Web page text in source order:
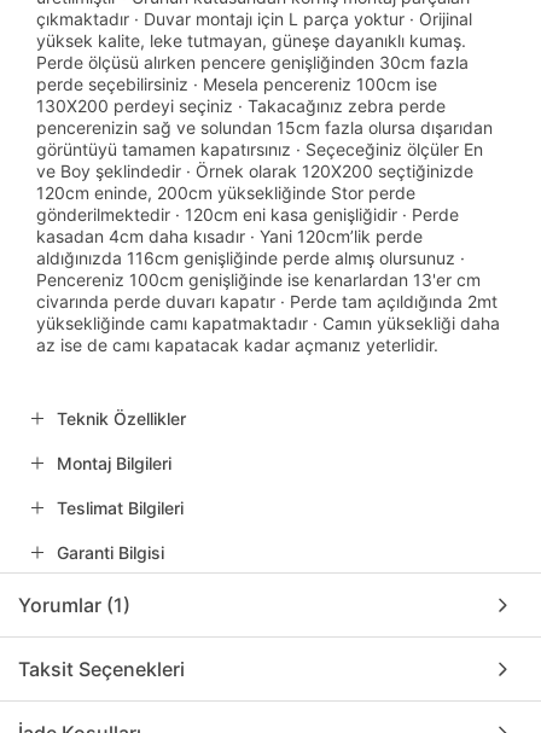
çıkmaktadır · Duvar montajı için L parça yoktur · Orijinal
yüksek kalite, leke tutmayan, güneşe dayanıklı kumaş.
Perde ölçüsü alırken pencere genişliğinden 30cm fazla
perde seçebilirsiniz · Mesela pencereniz 100cm ise
130X200 perdeyi seçiniz · Takacağınız zebra perde
pencerenizin sağ ve solundan 15cm fazla olursa dışarıdan
görüntüyü tamamen kapatırsınız · Seçeceğiniz ölçüler En
ve Boy şeklindedir · Örnek olarak 120X200 seçtiğinizde
120cm eninde, 200cm yüksekliğinde Stor perde
gönderilmektedir · 120cm eni kasa genişliğidir · Perde
kasadan 4cm daha kısadır · Yani 120cm’lik perde
aldığınızda 116cm genişliğinde perde almış olursunuz ·
Pencereniz 100cm genişliğinde ise kenarlardan 13'er cm
civarında perde duvarı kapatır · Perde tam açıldığında 2mt
yüksekliğinde camı kapatmaktadır · Camın yüksekliği daha
az ise de camı kapatacak kadar açmanız yeterlidir.
Teknik Özellikler
Montaj Bilgileri
Teslimat Bilgileri
Garanti Bilgisi
Yorumlar (1)
Taksit Seçenekleri